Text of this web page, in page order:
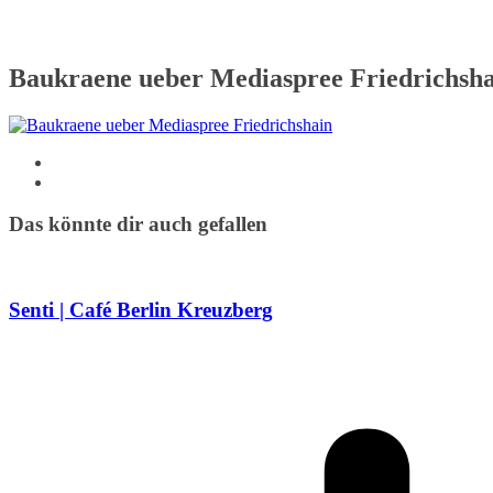
Baukraene ueber Mediaspree
Das könnte dir auch gefallen
Senti | Café Berlin Kreuzberg